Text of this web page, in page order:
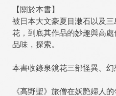
【關於本書】
被日本大文豪夏目潄石以及
花，到底其作品的妙趣與高處
品味，探索。
本書收錄泉鏡花三部怪異、幻
《高野聖》旅僧在妖艷婦人